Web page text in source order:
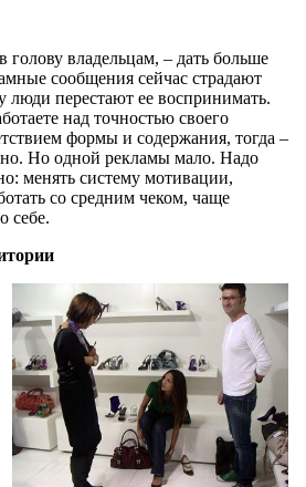
голову владельцам, – дать больше
сообщения сейчас страдают
люди перестают ее воспринимать.
над точностью своего
формы и содержания, тогда –
Но одной рекламы мало. Надо
менять систему мотивации,
со средним чеком, чаще
себе.